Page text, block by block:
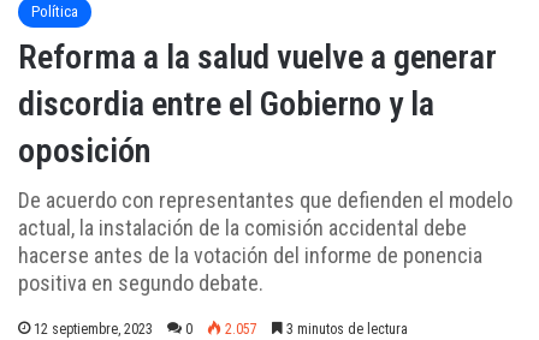
Política
Reforma a la salud vuelve a generar
discordia entre el Gobierno y la
oposición
De acuerdo con representantes que defienden el modelo
actual, la instalación de la comisión accidental debe
hacerse antes de la votación del informe de ponencia
positiva en segundo debate.
12 septiembre, 2023 0 2.057 3 minutos de lectura